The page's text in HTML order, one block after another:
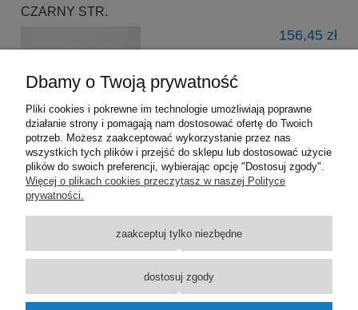
CZARNY STR.
156,45 zł
Pomoc
Dostawa
Moje konto
O firmie
Dbamy o Twoją prywatność
Pliki cookies i pokrewne im technologie umożliwiają poprawne
działanie strony i pomagają nam dostosować ofertę do Twoich
potrzeb. Możesz zaakceptować wykorzystanie przez nas
wszystkich tych plików i przejść do sklepu lub dostosować użycie
plików do swoich preferencji, wybierając opcję "Dostosuj zgody".
Więcej o plikach cookies przeczytasz w naszej Polityce
prywatności.
zaakceptuj tylko niezbędne
dostosuj zgody